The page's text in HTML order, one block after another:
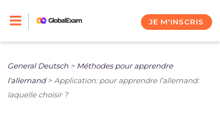
JE M'INSCRIS
General Deutsch > Méthodes pour apprendre
l'allemand> Application: pour apprendre l’allemand:
laquelle choisir ?